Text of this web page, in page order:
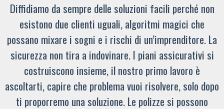
Diffidiamo da sempre delle soluzioni facili perché non
esistono due clienti uguali, algoritmi magici che
possano mixare i sogni e i rischi di un’imprenditore. La
sicurezza non tira a indovinare. I piani assicurativi si
costruiscono insieme, il nostro primo lavoro è
ascoltarti, capire che problema vuoi risolvere, solo dopo
ti proporremo una soluzione. Le polizze si possono